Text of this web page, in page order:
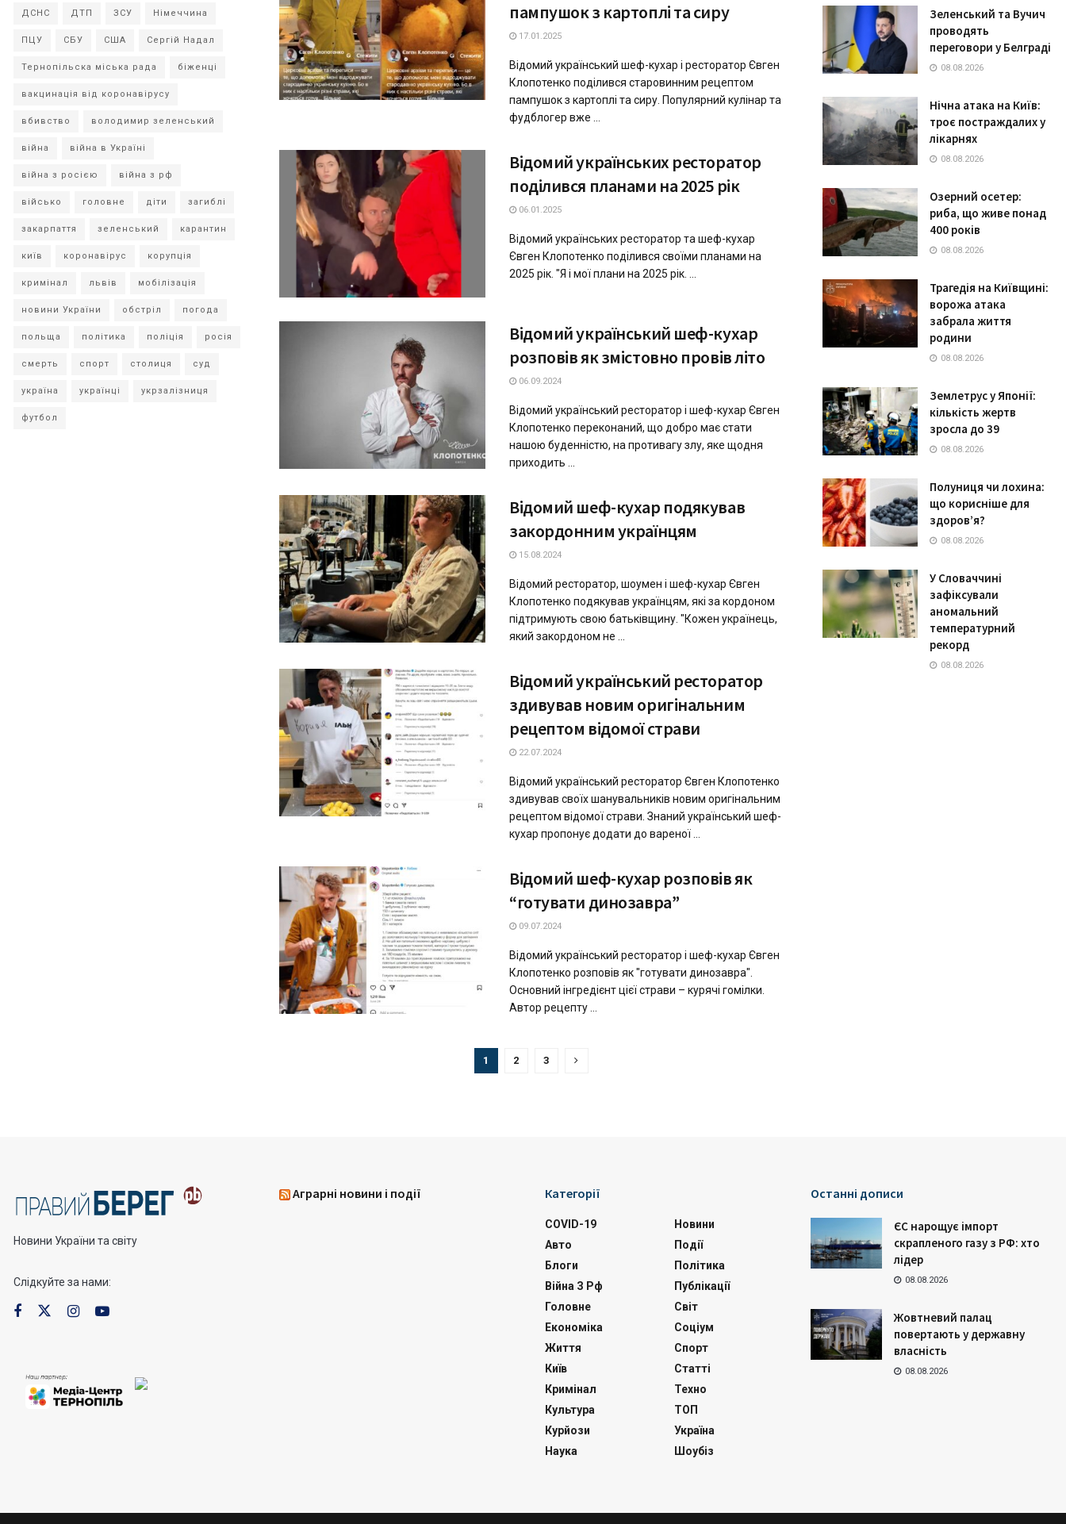
пампушок з картоплі та сиру
17.01.2025
Відомий український шеф-кухар і ресторатор Євген
Клопотенко поділився старовинним рецептом
пампушок з картоплі та сиру. Популярний кулінар та
фудблогер вже ...
Відомий українських ресторатор
поділився планами на 2025 рік
06.01.2025
Відомий українських ресторатор та шеф-кухар
Євген Клопотенко поділився своїми планами на
2025 рік. "Я і мої плани на 2025 рік. ...
Відомий український шеф-кухар
розповів як змістовно провів літо
06.09.2024
Відомий український ресторатор і шеф-кухар Євген
Клопотенко переконаний, що добро має стати
нашою буденністю, на противагу злу, яке щодня
приходить ...
Відомий шеф-кухар подякував
закордонним українцям
15.08.2024
Відомий ресторатор, шоумен і шеф-кухар Євген
Клопотенко подякував українцям, які за кордоном
підтримують свою батьківщину. "Кожен українець,
який закордоном не ...
Відомий український ресторатор
здивував новим оригінальним
рецептом відомої страви
22.07.2024
Відомий український ресторатор Євген Клопотенко
здивував своїх шанувальників новим оригінальним
рецептом відомої страви. Знаний український шеф-
кухар пропонує додати до вареної ...
Відомий шеф-кухар розповів як
“готувати динозавра”
09.07.2024
Відомий український ресторатор і шеф-кухар Євген
Клопотенко розповів як "готувати динозавра".
Основний інгредієнт цієї страви – курячі гомілки.
Автор рецепту ...
1 2 3
ДСНС ДТП ЗСУ Німеччина
ПЦУ СБУ США Сергій Надал
Тернопільска міська рада біженці
вакцинація від коронавірусу
вбивство володимир зеленський
війна війна в Україні
війна з росією війна з рф
військо головне діти загиблі
закарпаття зеленський карантин
київ коронавірус корупція
кримінал львів мобілізація
новини України обстріл погода
польща політика поліція росія
смерть спорт столиця суд
україна українці укрзалізниця
футбол
Зеленський та Вучич
проводять
переговори у Белграді
08.08.2026
Нічна атака на Київ:
троє постраждалих у
лікарнях
08.08.2026
Озерний осетер:
риба, що живе понад
400 років
08.08.2026
Трагедія на Київщині:
ворожа атака
забрала життя
родини
08.08.2026
Землетрус у Японії:
кількість жертв
зросла до 39
08.08.2026
Полуниця чи лохина:
що корисніше для
здоров’я?
08.08.2026
У Словаччині
зафіксували
аномальний
температурний
рекорд
08.08.2026
Новини України та світу
Слідкуйте за нами:
Аграрні новини і події Категорії
COVID-19
Авто
Блоги
Війна З Рф
Головне
Економіка
Життя
Київ
Кримінал
Культура
Курйози
Наука
Новини
Події
Політика
Публікації
Світ
Соціум
Спорт
Статті
Техно
ТОП
Україна
Шоубіз
Останні дописи
ЄС нарощує імпорт
скрапленого газу з РФ: хто
лідер
08.08.2026
Жовтневий палац
повертають у державну
власність
08.08.2026